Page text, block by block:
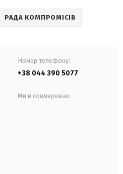
РАДА КОМПРОМІСІВ
Номер телефону:
+38 044 390 5077
Ми в соцмережах: